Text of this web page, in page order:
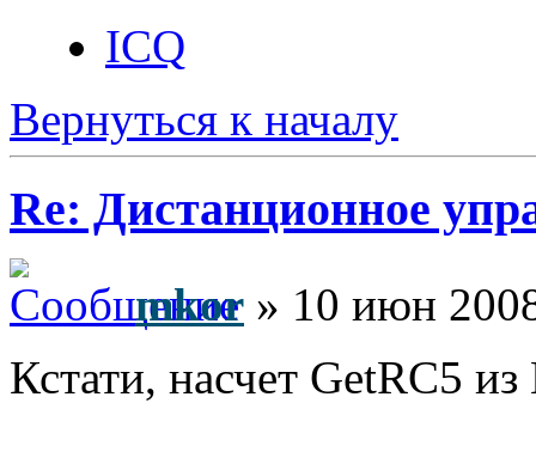
ICQ
Вернуться к началу
Re: Дистанционное
mkor » 10 июн
Кстати, насчет GetRC5